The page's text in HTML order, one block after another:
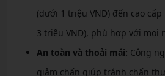
(dưới 1 triệu VND) đến cao
3 triệu VND), phù hợp với mọi
An toàn và thoải mái: Công
giảm chấn giúp tránh chấn